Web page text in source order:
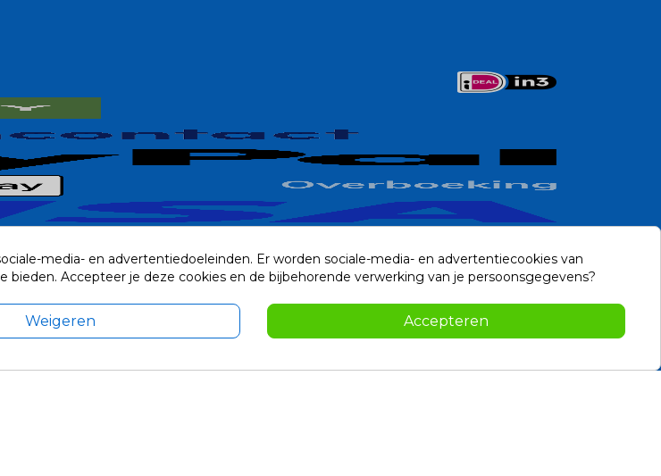
© 2014-2026 Noviostores.nl. Alle rechten voorbehouden.
media- en advertentiedoeleinden. Er worden sociale-media- en advertentiecookies van
Accepteer je deze cookies en de bijbehorende verwerking van je persoonsgegevens?
Weigeren Accepteren